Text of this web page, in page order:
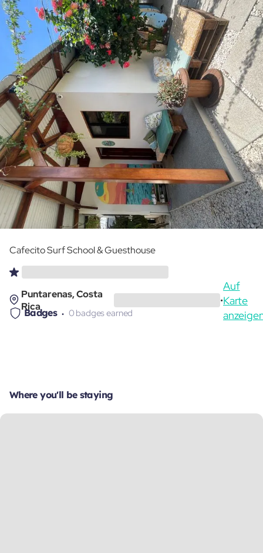
Cafecito Surf School & Guesthouse
Puntarenas, Costa
Rica
•
Auf
Karte
Badges 0 badges earned
Where you'll be staying